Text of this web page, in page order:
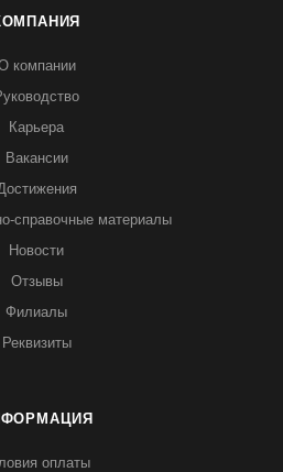
компании
Карьера
Вакансии
справочные материалы
Новости
Отзывы
Филиалы
Реквизиты
оплаты